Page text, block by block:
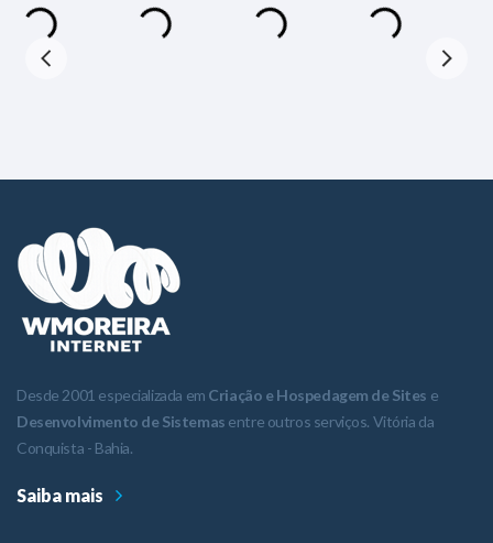
Desde 2001 especializada em Criação e Hospedagem de Sites e
Desenvolvimento de Sistemas entre outros serviços. Vitória da
Conquista - Bahia.
Saiba mais